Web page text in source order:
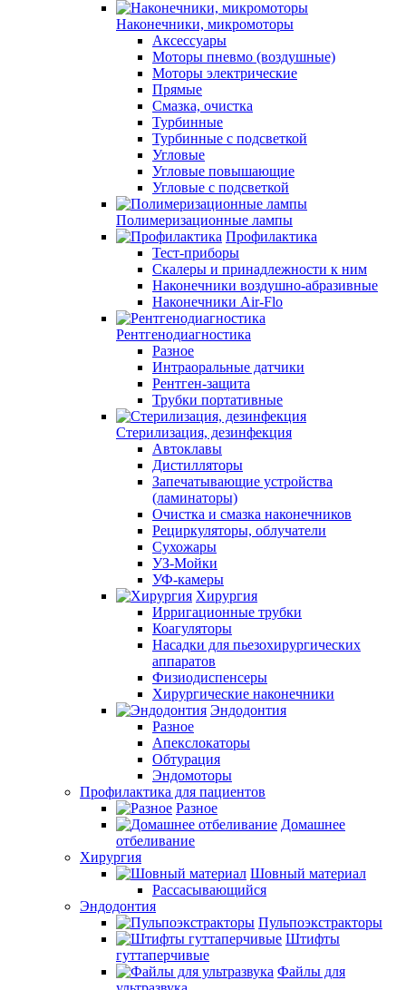
Наконечники, микромоторы
Аксессуары
Моторы пневмо (воздушные)
Моторы электрические
Прямые
Смазка, очистка
Турбинные
Турбинные с подсветкой
Угловые
Угловые повышающие
Угловые с подсветкой
Полимеризационные лампы
Профилактика
Тест-приборы
Скалеры и принадлежности к ним
Наконечники воздушно-абразивные
Наконечники Air-Flo
Рентгенодиагностика
Разное
Интраоральные датчики
Рентген-защита
Трубки портативные
Стерилизация, дезинфекция
Автоклавы
Дистилляторы
Запечатывающие устройства
(ламинаторы)
Очистка и смазка наконечников
Рециркуляторы, облучатели
Сухожары
УЗ-Мойки
УФ-камеры
Хирургия
Ирригационные трубки
Коагуляторы
Насадки для пьезохирургических
аппаратов
Физиодиспенсеры
Хирургические наконечники
Эндодонтия
Разное
Апекслокаторы
Обтурация
Эндомоторы
Профилактика для пациентов
Разное
Домашнее
отбеливание
Хирургия
Шовный материал
Рассасывающийся
Эндодонтия
Пульпоэкстракторы
Штифты
гуттаперчивые
Файлы для